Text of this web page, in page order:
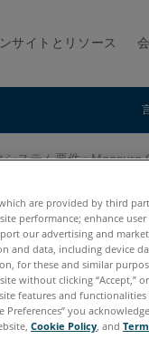
サイトとリソース
ステム要件 : Measure
are provided by third
performance; enhance user
our advertising and
and data, including device
for these and similar
without clicking “Accept,”
features and
Preferences” you
Cookie Policy, and